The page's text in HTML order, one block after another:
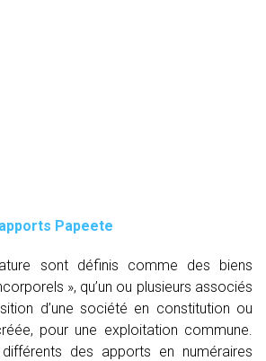
Papeete
sont définis comme des biens
», qu’un ou plusieurs associés
d’une société en constitution ou
pour une exploitation commune.
des apports en numéraires